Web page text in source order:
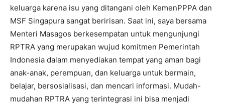
keluarga karena isu yang ditangani oleh KemenPPPA dan
MSF Singapura sangat beririsan. Saat ini, saya bersama
Menteri Masagos berkesempatan untuk mengunjungi
RPTRA yang merupakan wujud komitmen Pemerintah
Indonesia dalam menyediakan tempat yang aman bagi
anak-anak, perempuan, dan keluarga untuk bermain,
belajar, bersosialisasi, dan mencari informasi. Mudah-
mudahan RPTRA yang terintegrasi ini bisa menjadi